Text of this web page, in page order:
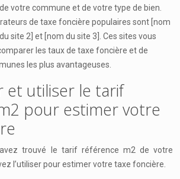
votre commune et de votre type de bien.
de taxe foncière populaires sont [nom
site 2] et [nom du site 3]. Ces sites vous
les taux de taxe foncière et de
les plus avantageuses.
utiliser le tarif
pour estimer votre
trouvé le tarif référence m2 de votre
l’utiliser pour estimer votre taxe foncière.